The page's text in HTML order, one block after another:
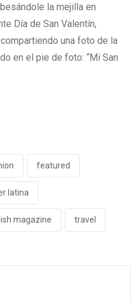
la mejilla en
Día de San Valentín,
una foto de la
en el pie de foto: “Mi San
featured
latina
magazine travel